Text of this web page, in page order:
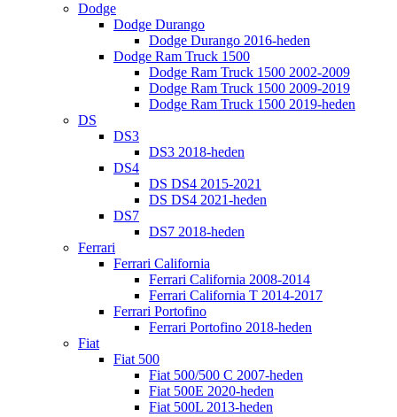
Dodge
Dodge Durango
Dodge Durango 2016-heden
Dodge Ram Truck 1500
Dodge Ram Truck 1500 2002-2009
Dodge Ram Truck 1500 2009-2019
Dodge Ram Truck 1500 2019-heden
DS
DS3
DS3 2018-heden
DS4
DS DS4 2015-2021
DS DS4 2021-heden
DS7
DS7 2018-heden
Ferrari
Ferrari California
Ferrari California 2008-2014
Ferrari California T 2014-2017
Ferrari Portofino
Ferrari Portofino 2018-heden
Fiat
Fiat 500
Fiat 500/500 C 2007-heden
Fiat 500E 2020-heden
Fiat 500L 2013-heden